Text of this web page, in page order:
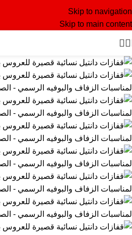
Skip to navigation
Skip to main content